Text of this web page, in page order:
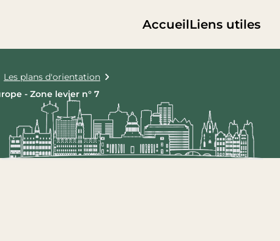
AccueilLiens utiles
Les plans d'orientation
- Zone levier n° 7